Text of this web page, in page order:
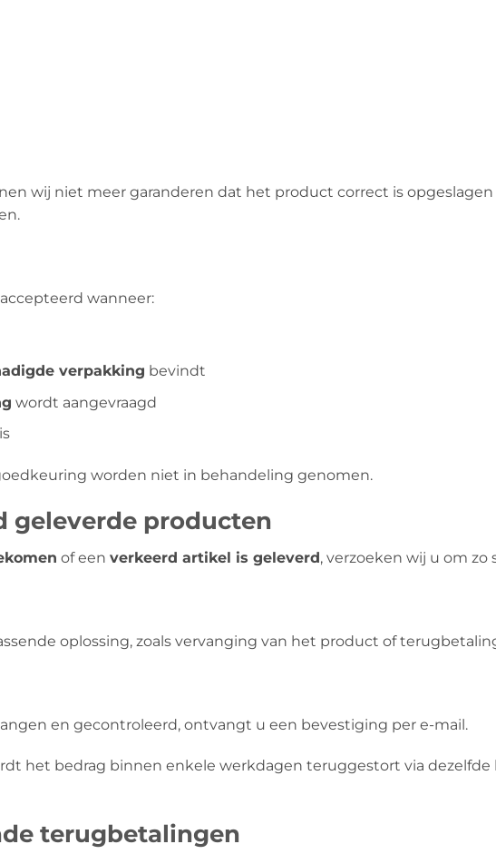
wij niet meer garanderen dat het product correct is
wanneer:
verpakking bevindt
wordt aangevraagd
worden niet in behandeling genomen.
geleverde producten
of een verkeerd artikel is geleverd , verzoeken wij u om
oplossing, zoals vervanging van het product of
en gecontroleerd, ontvangt u een bevestiging per e-mail.
het bedrag binnen enkele werkdagen teruggestort via
terugbetalingen